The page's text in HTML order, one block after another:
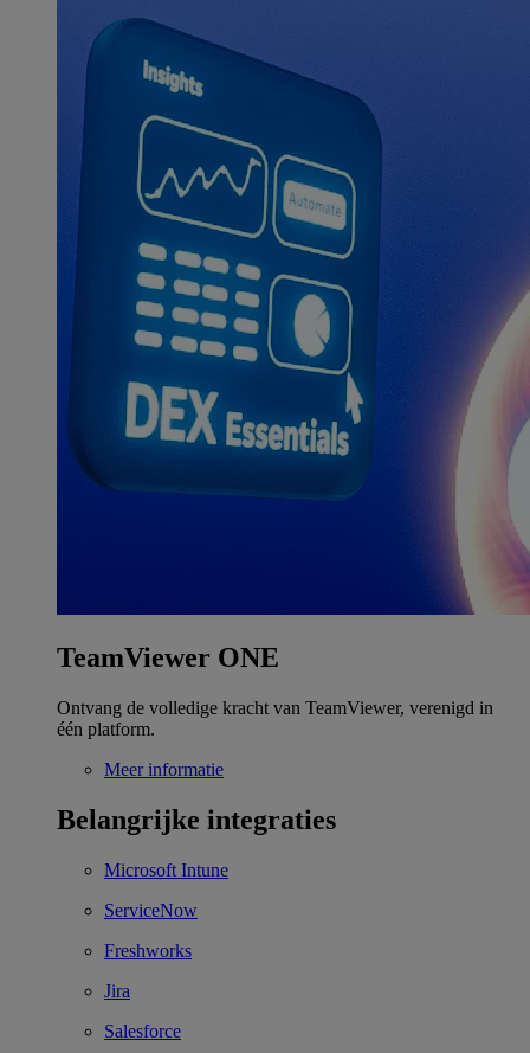
TeamViewer ONE
Ontvang de volledige kracht van TeamViewer, verenigd in
één platform.
Meer informatie
Belangrijke integraties
Microsoft Intune
ServiceNow
Freshworks
Jira
Salesforce